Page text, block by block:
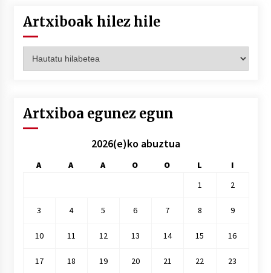
Artxiboak hilez hile
hilez
Artxiboa egunez egun
2026(e)ko abuztua
A A A O O L
I
1
2
3 4 5 6 7 8 9
10 11 12 13 14 15 16
17 18 19 20 21 22 23